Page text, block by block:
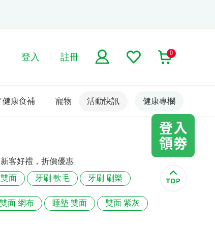
登入 註冊 0
健康食補 寵物 名人嚴選
活動快訊 健康專欄
客好禮，折價優惠
面 牙刷 軟毛 牙刷 刷樂
雙面 網布 睡墊 雙面 雙面 紫灰